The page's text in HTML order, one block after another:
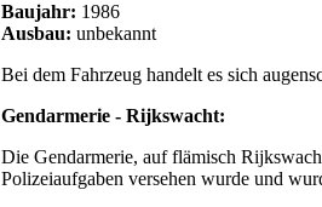
Baujahr: 1986
Ausbau: unbekannt
Bei dem Fahrzeug handelt es sich
Gendarmerie - Rijkswacht:
Die Gendarmerie, auf flämisch
Polizeiaufgaben versehen wurde und